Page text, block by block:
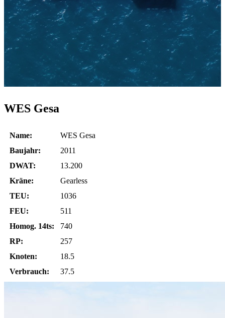
WES Gesa
Name:
WES Gesa
Baujahr:
2011
DWAT:
13.200
Kräne:
Gearless
TEU:
1036
FEU:
511
Homog. 14ts:
740
RP:
257
Knoten:
18.5
Verbrauch:
37.5